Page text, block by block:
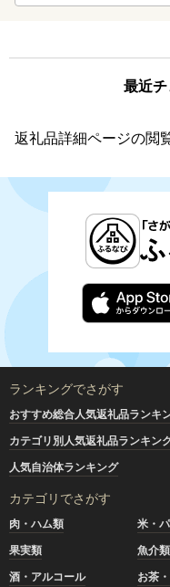
最近
返礼品詳細ページの閲
ランキングでさがす
おすすめ総合人気返礼品ランキ
カテゴリ別人気返礼品ランキン
人気自治体ランキング
カテゴリでさがす
肉・ハム類 米・
果実類
魚介類
酒・アルコール
お茶